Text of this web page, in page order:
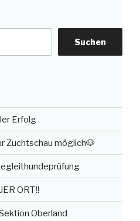
Suchen
Erfolg
Zuchtschau möglich🐶
ORT‼️
Oberland